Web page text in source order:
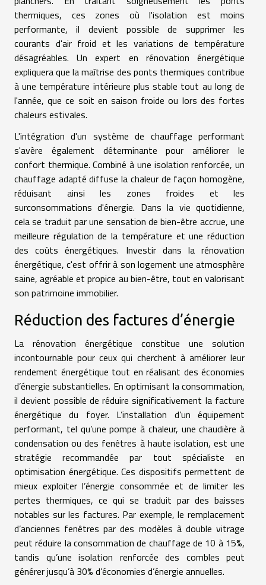
thermiques, ces zones où l'isolation est moins
performante, il devient possible de supprimer les
courants d'air froid et les variations de température
désagréables. Un expert en rénovation énergétique
expliquera que la maîtrise des ponts thermiques contribue
à une température intérieure plus stable tout au long de
l'année, que ce soit en saison froide ou lors des fortes
chaleurs estivales.
L'intégration d'un système de chauffage performant
s'avère également déterminante pour améliorer le
confort thermique. Combiné à une isolation renforcée, un
chauffage adapté diffuse la chaleur de façon homogène,
réduisant ainsi les zones froides et les
surconsommations d'énergie. Dans la vie quotidienne,
cela se traduit par une sensation de bien-être accrue, une
meilleure régulation de la température et une réduction
des coûts énergétiques. Investir dans la rénovation
énergétique, c'est offrir à son logement une atmosphère
saine, agréable et propice au bien-être, tout en valorisant
son patrimoine immobilier.
Réduction des factures d’énergie
La rénovation énergétique constitue une solution
incontournable pour ceux qui cherchent à améliorer leur
rendement énergétique tout en réalisant des économies
d’énergie substantielles. En optimisant la consommation,
il devient possible de réduire significativement la facture
énergétique du foyer. L’installation d’un équipement
performant, tel qu’une pompe à chaleur, une chaudière à
condensation ou des fenêtres à haute isolation, est une
stratégie recommandée par tout spécialiste en
optimisation énergétique. Ces dispositifs permettent de
mieux exploiter l’énergie consommée et de limiter les
pertes thermiques, ce qui se traduit par des baisses
notables sur les factures. Par exemple, le remplacement
d’anciennes fenêtres par des modèles à double vitrage
peut réduire la consommation de chauffage de 10 à 15%,
tandis qu’une isolation renforcée des combles peut
générer jusqu’à 30% d’économies d’énergie annuelles.